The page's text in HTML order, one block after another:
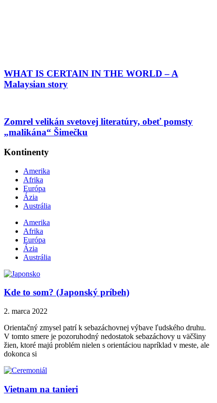
WHAT IS CERTAIN IN THE WORLD – A
Malaysian story
Zomrel velikán svetovej literatúry, obeť pomsty
„malikána“ Šimečku
Kontinenty
Amerika
Afrika
Európa
Ázia
Austrália
Amerika
Afrika
Európa
Ázia
Austrália
Kde to som? (Japonský príbeh)
2. marca 2022
Orientačný zmysel patrí k sebazáchovnej výbave ľudského druhu.
V tomto smere je pozoruhodný nedostatok sebazáchovy u väčšiny
žien, ktoré majú problém nielen s orientáciou napríklad v meste, ale
dokonca si
Vietnam na tanieri